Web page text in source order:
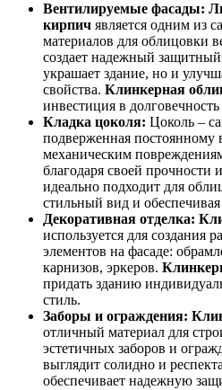
Вентилируемые фасады:
кирпич является одним из
материалов для облицовки
создает надежный
украшает здание, но и
свойства. Клинкерная
инвестиция в долговечность
Кладка цоколя: Цоколь –
подверженная постоянному
механическим
благодаря своей
идеально подходит для
стильный вид и
Декоративная отделка:
используется для создания
элементов на фасаде:
карнизов, эркеров.
придать зданию
стиль.
Заборы и ограждения:
отличный материал для
эстетичных заборов и
выглядит солидно и
обеспечивает надежную